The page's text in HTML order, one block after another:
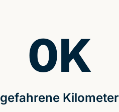
gefahrene Kilometer
0K